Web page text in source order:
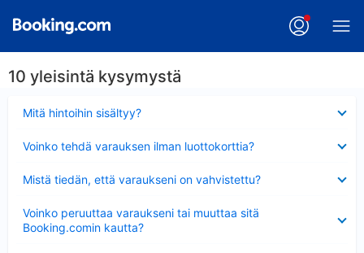
10 yleisintä kysymystä
Mitä hintoihin sisältyy?
Voinko tehdä varauksen ilman luottokorttia?
Mistä tiedän, että varaukseni on vahvistettu?
Voinko peruuttaa varaukseni tai muuttaa sitä
Booking.comin kautta?